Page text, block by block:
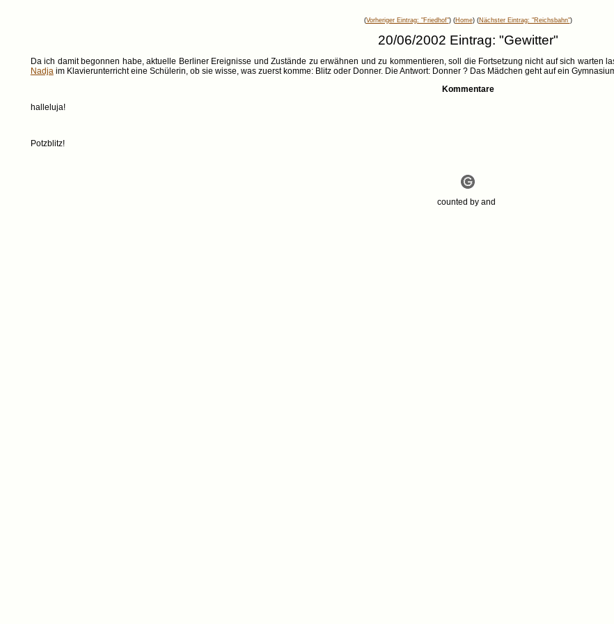
(Vorheriger Eintrag: "Friedhof") (Home) (Nächster Eintrag: "Reichsbahn")
20/06/2002 Eintrag: "Gewitter"
Da ich damit begonnen habe, aktuelle Berliner Ereignisse und Zustände zu erwähnen und zu kommentieren, soll die Fortsetzung nicht auf sich warten
Nadjaim Klavierunterricht eine Schülerin, ob sie wisse, was zuerst komme: Blitz oder Donner. Die Antwort: Donner ? Das Mädchen geht auf ein
Kommentare
halleluja!
Potzblitz!
counted by and